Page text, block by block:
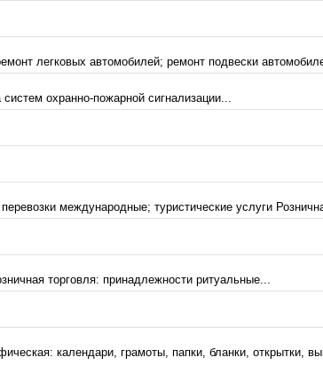
легковых автомобилей; ремонт подвески
охранно-пожарной сигнализации...
международные; туристические услуги
торговля: принадлежности ритуальные...
календари, грамоты, папки, бланки,